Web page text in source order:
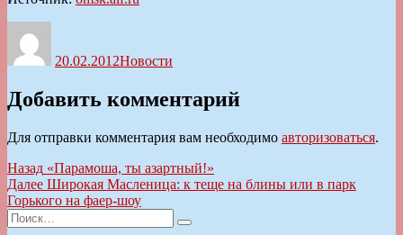
20.02.2012Новости
Добавить комментарий
Для отправки комментария вам необходимо авторизоваться.
Навигация
по
записям
Назад Предыдущая
запись:
«Парамоша, ты азартный!»
Далее Следующая
запись:
Широкая Масленица: к теще на блины или в парк
Горького на фаер-шоу
Искать:
Поиск